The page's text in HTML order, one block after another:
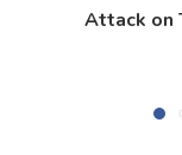
Attack on